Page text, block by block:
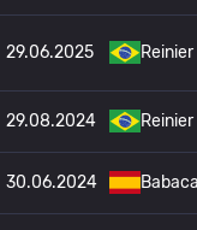
29.06.2025 Reinier
29.08.2024 Reinier
30.06.2024